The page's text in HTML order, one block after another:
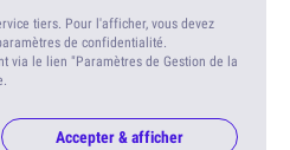
tiers. Pour l'afficher, vous devez
de confidentialité.
via le lien "Paramètres de Gestion de la
Accepter & afficher